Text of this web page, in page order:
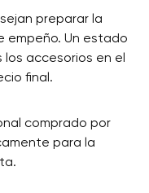
preparar la
empeño. Un estado
accesorios en el
final.
comprado por
para la